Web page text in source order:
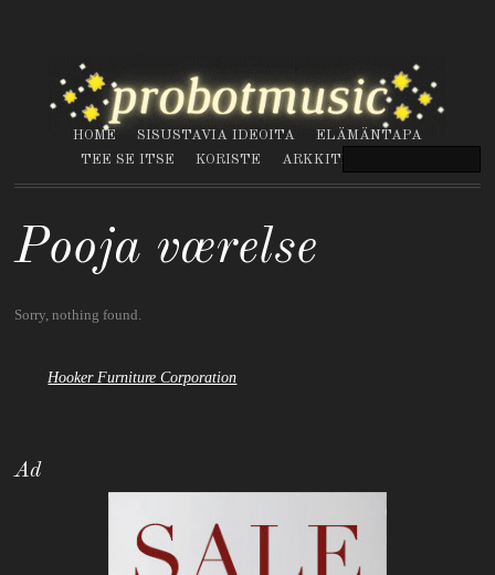
HOME SISUSTAVIA IDEOITA
ELÄMÄNTAPA
TEE SE ITSE
KORISTE ARKKITEHTUURI
Pooja værelse
Sorry, nothing found.
Hooker Furniture Corporation
Ad